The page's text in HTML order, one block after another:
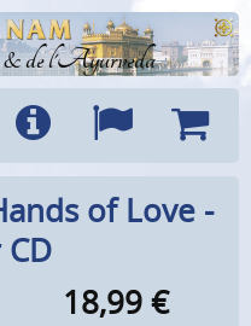
de l'Ayurveda
Info LanguesPanier
of Love -
18,99 €